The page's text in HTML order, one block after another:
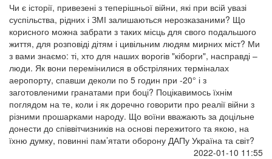
Чи є історії, привезені з теперішньої війни, які при всій увазі
суспільства, рідних і ЗМІ залишаються нерозказаними? Що
корисного можна забрати з таких місць для свого подальшого
життя, для розповіді дітям і цивільним людям мирних міст? Ми
з вами знаємо: ті, хто для наших ворогів "кіборги", насправді –
люди. Як вони перемінилися в обстріляних терміналах
аеропорту, спавши деколи по 5 годин при -20° і з
заготовленими гранатами при боці? Поцікавимось їхнім
поглядом на те, коли і як доречно говорити про реалії війни з
різними прошарками народу. Що воїни вважають за доцільне
донести до співвітчизників на основі пережитого та якою, на
їхню думку, повинні пам’ятати оборону ДАПу Україна та світ?
2022-01-10 11:55